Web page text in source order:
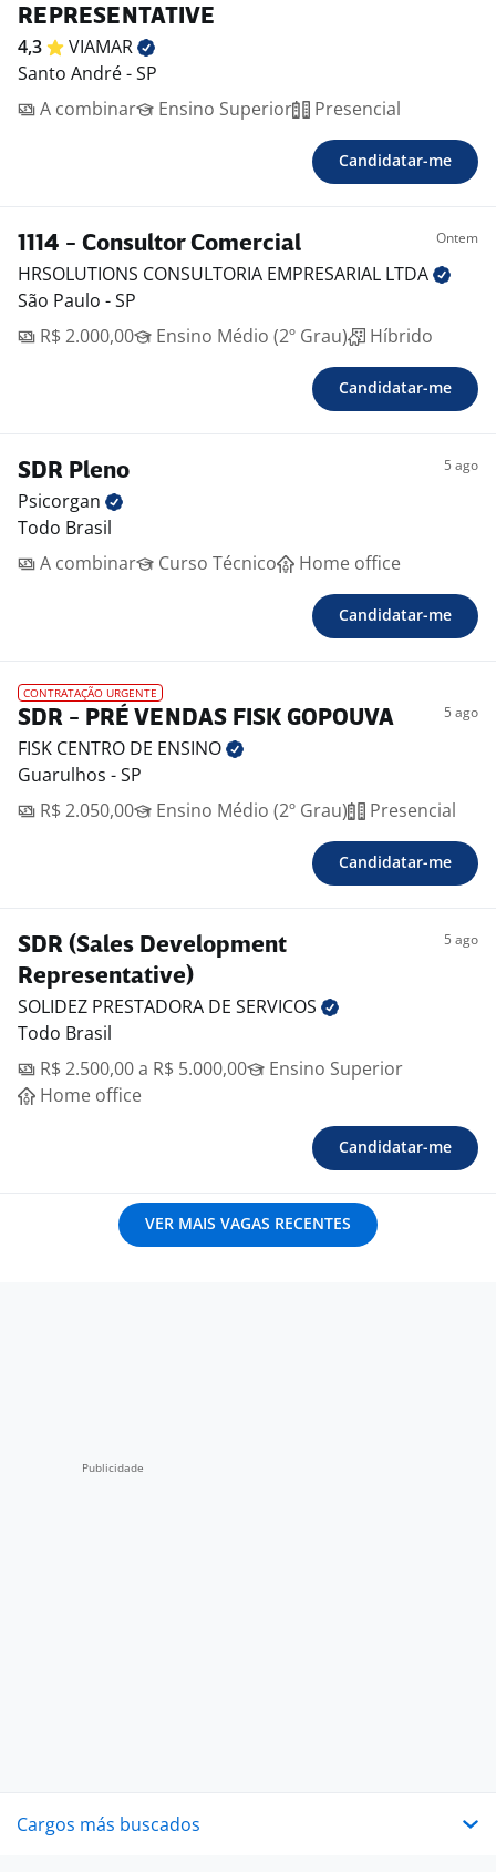
REPRESENTATIVE
4,3
VIAMAR
Santo André - SP
A combinar
Ensino Superior Presencial
Candidatar-me
1114 - Consultor Comercial Ontem
HRSOLUTIONS CONSULTORIA EMPRESARIAL LTDA
São Paulo - SP
R$ 2.000,00
Ensino Médio (2º Grau) Híbrido
Candidatar-me
SDR Pleno 5 ago
Psicorgan
Todo Brasil
A combinar
Curso Técnico Home office
Candidatar-me
CONTRATAÇÃO URGENTE
SDR - PRÉ VENDAS FISK GOPOUVA 5 ago
FISK CENTRO DE ENSINO
Guarulhos - SP
R$ 2.050,00
Ensino Médio (2º Grau) Presencial
Candidatar-me
SDR (Sales Development
Representative)
5 ago
SOLIDEZ PRESTADORA DE SERVICOS
Todo Brasil
R$ 2.500,00 a R$ 5.000,00
Ensino Superior
Home office
Candidatar-me
VER MAIS VAGAS RECENTES
Cargos más buscados